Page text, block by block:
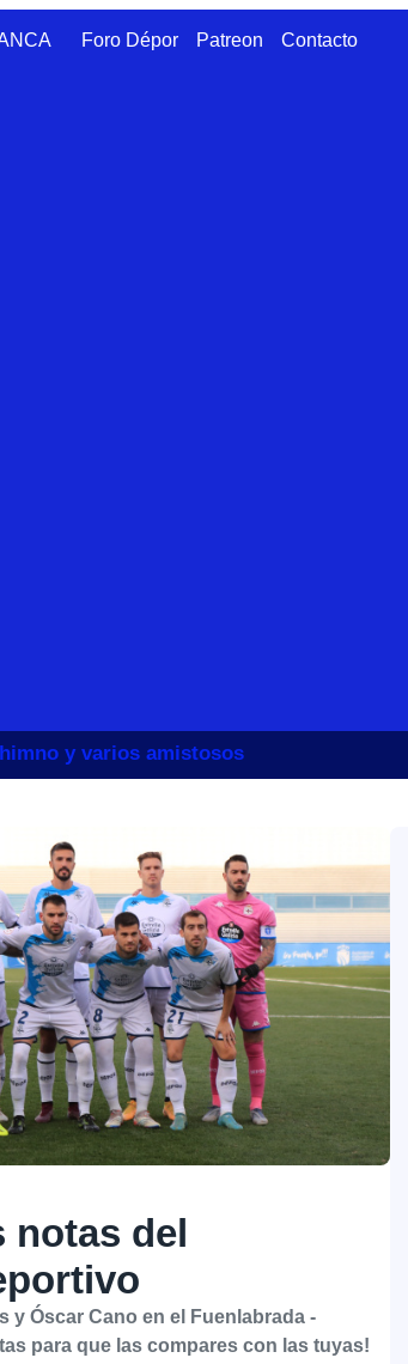
Foro Dépor Patreon Contacto
y varios amistosos
notas del
y Óscar Cano en el Fuenlabrada -
para que las compares con las tuyas!